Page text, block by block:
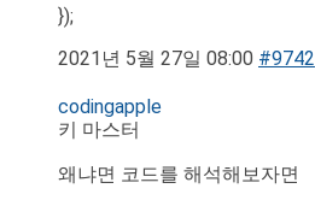
});
2021년 5월 27일 08:00 #9742
codingapple
키 마스터
왜냐면 코드를 해석해보자면